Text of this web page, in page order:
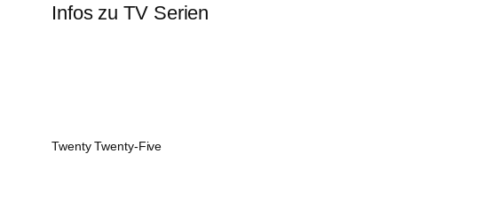
Infos zu TV Serien
Twenty Twenty-Five